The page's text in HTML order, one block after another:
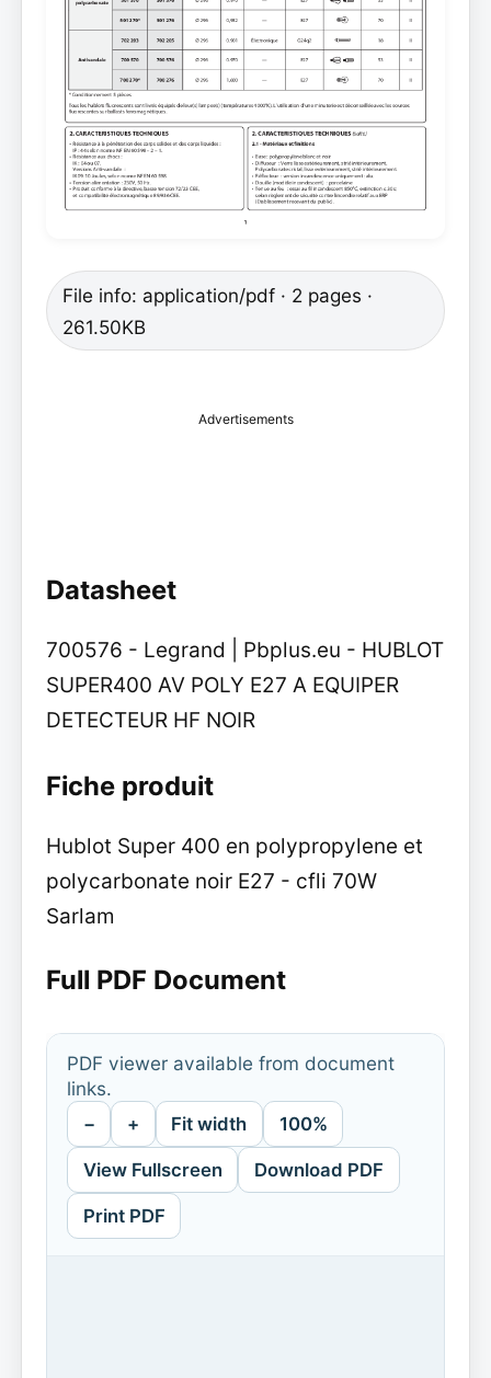
File info: application/pdf · 2 pages ·
261.50KB
Advertisements
Datasheet
700576 - Legrand | Pbplus.eu - HUBLOT
SUPER400 AV POLY E27 A EQUIPER
DETECTEUR HF NOIR
Fiche produit
Hublot Super 400 en polypropylene et
polycarbonate noir E27 - cfli 70W
Sarlam
Full PDF Document
PDF viewer available from document
links.
− + Fit width 100%
View Fullscreen Download PDF
Print PDF